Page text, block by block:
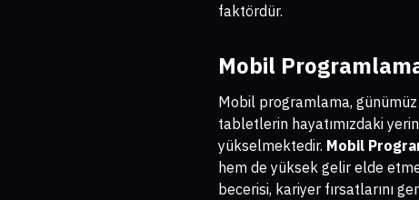
faktördür.
Mobil
Mobil programlama, günümüz
tabletlerin hayatımızdaki
yükselmektedir. Mobil
hem de yüksek gelir elde
becerisi, kariyer fırsatlarını